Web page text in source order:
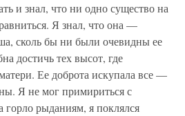
и знал, что ни одно существо на
Я знал, что она —
сколь бы ни были очевидны ее
достичь тех высот, где
Ее доброта искупала все —
Я не мог примириться с
рыданиям, я поклялся